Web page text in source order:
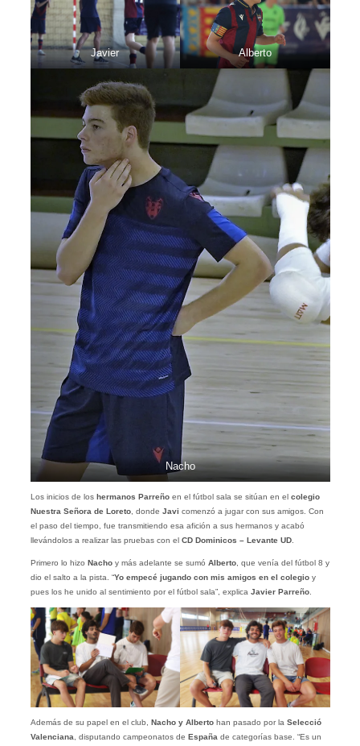
Javier Alberto
Nacho
Los inicios de loshermanos Parreñoen el fútbol sala se sitúan en el colegio
Nuestra Señora de Loreto, donde Javi comenzó a jugar con sus amigos. Con
el paso del tiempo, fue transmitiendo esa afición a sus hermanos y acabó
llevándolos a realizar las pruebas con el CD Dominicos – Levante UD.
Primero lo hizo Nachoy más adelante se sumó Alberto, que venía del fútbol 8 y
dio el salto a la pista. “Yo empecé jugando con mis amigos en el colegioy
pues los he unido al sentimiento por el fútbol sala”, explica Javier Parreño.
Además de su papel en el club, Nacho y Albertohan pasado por la Selecció
Valenciana, disputando campeonatos de Españade categorías base. “Es un